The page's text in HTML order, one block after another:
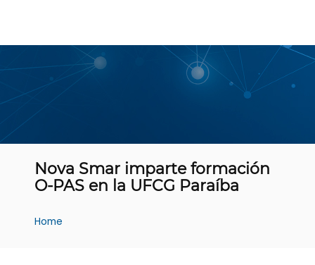
Nova Smar imparte formación
O-PAS en la UFCG Paraíba
Home